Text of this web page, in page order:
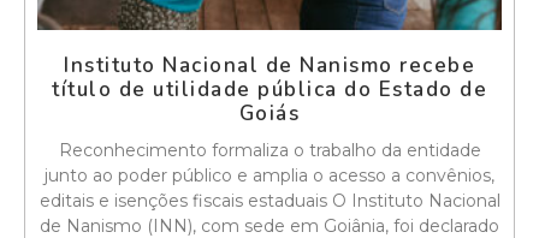
Instituto Nacional de Nanismo recebe
título de utilidade pública do Estado de
Goiás
Reconhecimento formaliza o trabalho da entidade
junto ao poder público e amplia o acesso a convênios,
editais e isenções fiscais estaduais O Instituto Nacional
de Nanismo (INN), com sede em Goiânia, foi declarado